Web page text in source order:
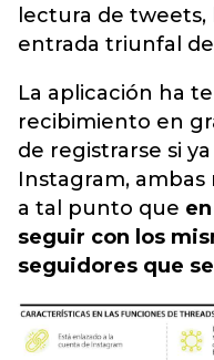
lectura de tweets,
entrada triunfal
La aplicación ha
recibimiento en
de registrarse si
Instagram, ambas
a tal punto que
seguir con los
seguidores que